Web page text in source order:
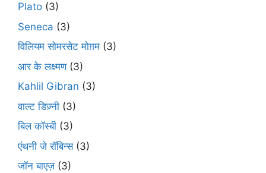
Plato (3)
Seneca (3)
विलियम सोमरसेट मोग़म (3)
आर के लक्ष्मण(3)
Kahlil Gibran (3)
वाल्ट डिज़्नी (3)
बिल कॉस्बी (3)
एंथनी जे रॉबिन्स(3)
जॉन बाएज़ (3)